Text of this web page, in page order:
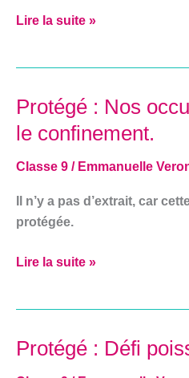
Lire la suite »
Protégé : Nos
le confinement.
Classe 9 / Emmanuelle
Il n’y a pas d’extrait, car
protégée.
Protégé :
Nos
occupations
pendant
confinement.
Lire la suite »
Protégé : Défi
Protégé :